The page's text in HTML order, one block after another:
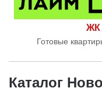
ЖК
Готовые
Каталог